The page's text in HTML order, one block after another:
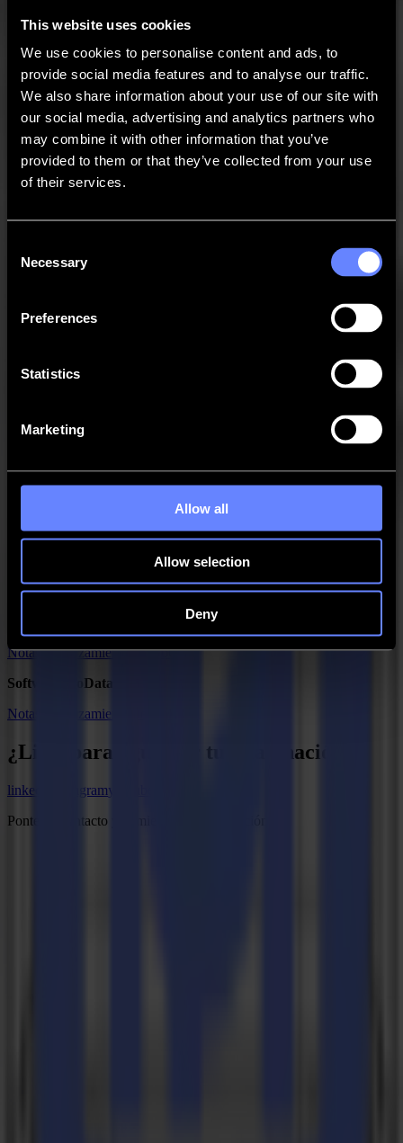
This website uses cookies
We use cookies to personalise content and ads, to
provide social media features and to analyse our traffic.
We also share information about your use of our site with
our social media, advertising and analytics partners who
may combine it with other information that you’ve
provided to them or that they’ve collected from your use
of their services.
Selection
Necessary
Preferences
Statistics
Marketing
Allow all
Allow selection
Deny
Go back
Noticias EmpleosMySumma
es-int
Software
Nuestro software está en constante evolución para cumplir con los
Puede encontrar y acceder a todas las notas de lanzamiento del
software en esta página.
GoProduce Flatbed Edition V3
GoProduce Flatbed Edition V1
GoProduce Flatbed Edition V3
GoProduce Laser Edition
Software GoSign Vinyl cutter
Notas de lanzamiento de GoSign
Notas de lanzamiento de GoCare
Software GoData
Notas de lanzamiento de GoData
¿Listo para tu imaginación?
linkedin instagramyoutube
Ponte en contacto y comienza la conversación.